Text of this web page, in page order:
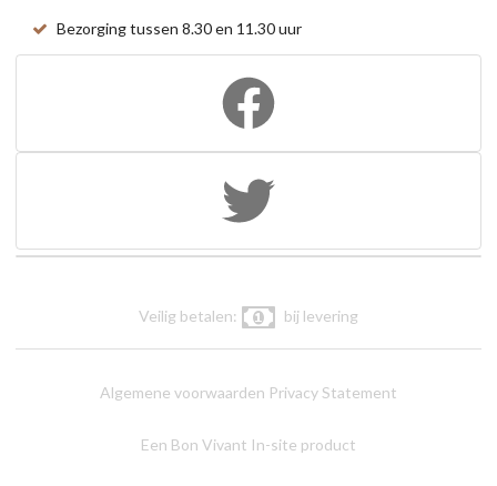
Bezorging tussen 8.30 en 11.30 uur
Veilig betalen: bij levering
Algemene voorwaarden Privacy Statement
Een Bon Vivant In-site product